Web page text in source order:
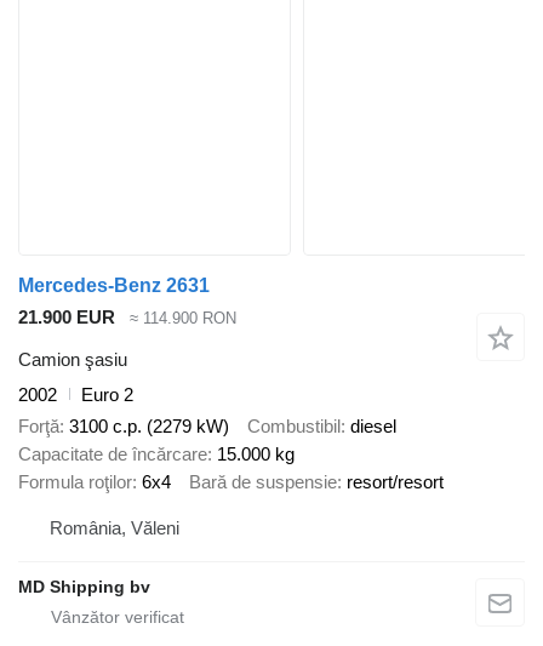
Mercedes-Benz 2631
21.900 EUR
≈ 114.900 RON
Camion şasiu
2002
Euro 2
Forţă 3100 c.p. (2279 kW) Combustibil diesel
Capacitate de încărcare 15.000 kg
Formula roţilor 6x4 Bară de suspensie resort/resort
România, Văleni
MD Shipping bv